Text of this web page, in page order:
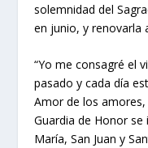
solemnidad del
en junio, y renovarla
“Yo me consagré el
pasado y cada día
Amor de los amores,
Guardia de Honor
María, San Juan y